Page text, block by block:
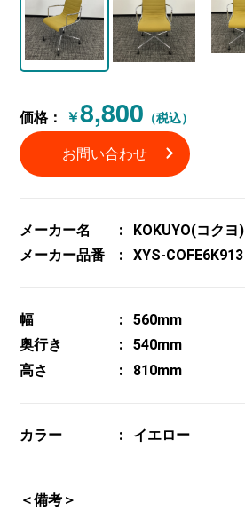
価格： ￥8,800 （税込）
お問い合わせ
メーカー名
KOKUYO(コクヨ)
メーカー品番
XYS-COFE6K913
幅
560mm
奥行き
540mm
高さ
810mm
カラー イエロー
＜備考＞